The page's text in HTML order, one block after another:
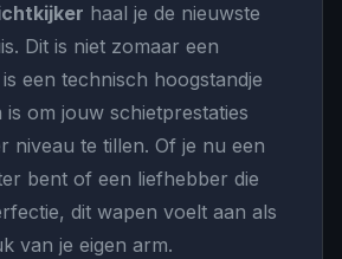
haal je de nieuwste
Dit is niet zomaar een
een technisch hoogstandje
om jouw schietprestaties
niveau te tillen. Of je nu een
bent of een liefhebber die
dit wapen voelt aan als
van je eigen arm.